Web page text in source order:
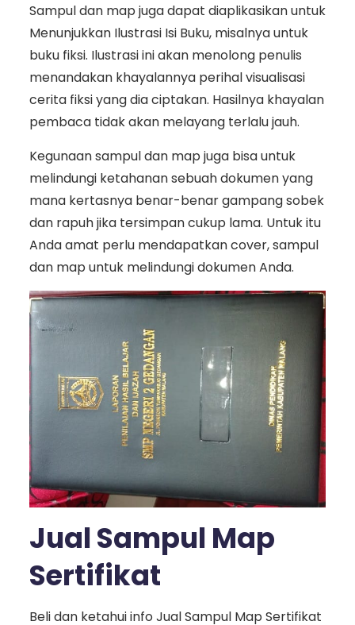
Sampul dan map juga dapat diaplikasikan untuk
Menunjukkan Ilustrasi Isi Buku, misalnya untuk
buku fiksi. Ilustrasi ini akan menolong penulis
menandakan khayalannya perihal visualisasi
cerita fiksi yang dia ciptakan. Hasilnya khayalan
pembaca tidak akan melayang terlalu jauh.
Kegunaan sampul dan map juga bisa untuk
melindungi ketahanan sebuah dokumen yang
mana kertasnya benar-benar gampang sobek
dan rapuh jika tersimpan cukup lama. Untuk itu
Anda amat perlu mendapatkan cover, sampul
dan map untuk melindungi dokumen Anda.
Jual Sampul Map
Sertifikat
Beli dan ketahui info Jual Sampul Map Sertifikat